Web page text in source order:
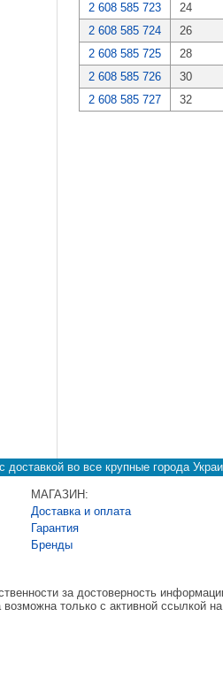
2 608 585 723
24
2 608 585 724
26
2 608 585 725
28
2 608 585 726
30
2 608 585 727
32
доставкой во все крупные города
МАГАЗИН:
Доставка и оплата
Гарантия
Бренды
за достоверность
только с активной ссылкой